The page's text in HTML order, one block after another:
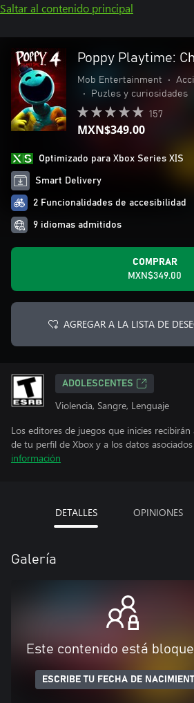
Saltar al contenido principal
Poppy Playtime:
Mob Entertainment •
•
Puzles y curiosidades
157
MXN$349.00
Optimizado para Xbox Series X|S
Smart Delivery
2 Funcionalidades de accesibilidad
9 idiomas admitidos
COMPRAR
MXN$349.00
AGREGAR A LA LISTA DE
ADOLESCENTES
Violencia, Sangre, Lenguaje
Los editores de juegos que inicies
de tu perfil de Xbox y a los datos
información
DETALLES OPINIONES
Galería
Este contenido está
ESCRIBE TU FECHA DE